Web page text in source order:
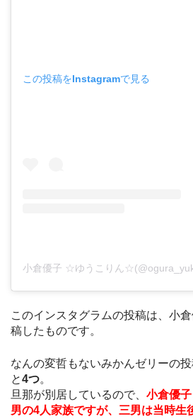
この投稿をInstagramで見る
このインスタグラムの投稿は、小
稿したものです。
なんの変哲もないみかんゼリーの
と4つ。
旦那が別居しているので、 小倉優
男の4人家族ですが、三男は当時生